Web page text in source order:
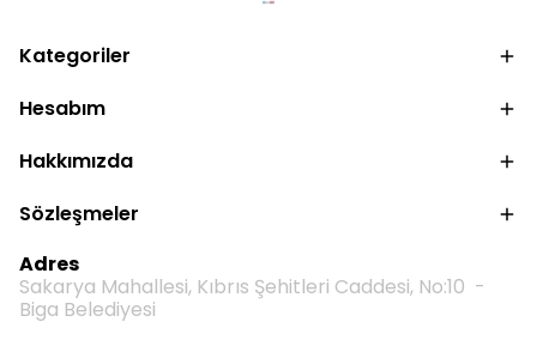
Kategoriler
Hesabım
Hakkımızda
Sözleşmeler
Adres
Sakarya Mahallesi, Kıbrıs Şehitleri Caddesi, No:10 -
Biga Belediyesi